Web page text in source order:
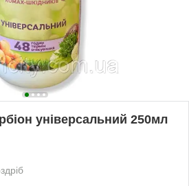
унiверсальний 250мл